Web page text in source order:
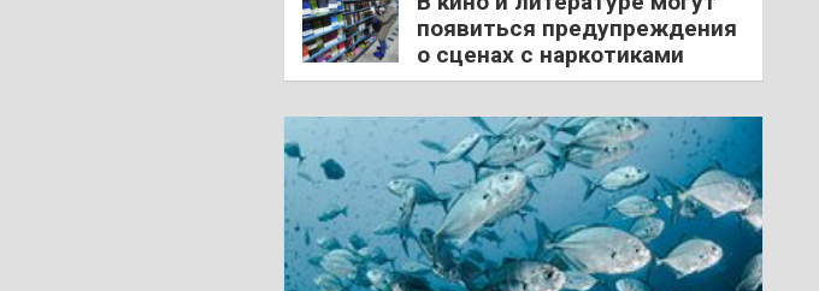
появиться предупреждения
о сценах с наркотиками